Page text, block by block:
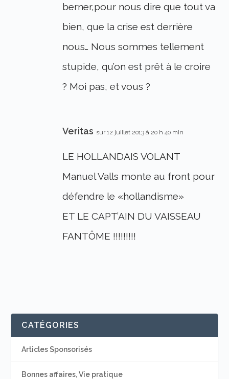
berner,pour nous dire que tout va
bien, que la crise est derrière
nous… Nous sommes tellement
stupide, qu’on est prêt à le croire
? Moi pas, et vous ?
Veritas sur 12 juillet 2013 à 20 h 40 min
LE HOLLANDAIS VOLANT
Manuel Valls monte au front pour
défendre le «hollandisme»
ET LE CAPT’AIN DU VAISSEAU
FANTÔME !!!!!!!!!
CATÉGORIES
Articles Sponsorisés
Bonnes affaires, Vie pratique